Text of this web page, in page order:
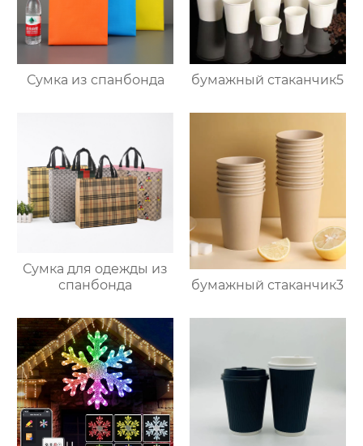
Сумка из спанбонда бумажный стаканчик5
Сумка для одежды из
спанбонда
бумажный стаканчик3